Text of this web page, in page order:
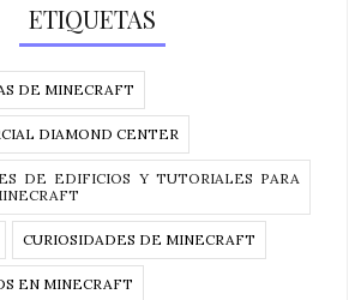
ETIQUETAS
DE MINECRAFT
DIAMOND CENTER
DE EDIFICIOS Y TUTORIALES PARA
CURIOSIDADES DE MINECRAFT
EN MINECRAFT